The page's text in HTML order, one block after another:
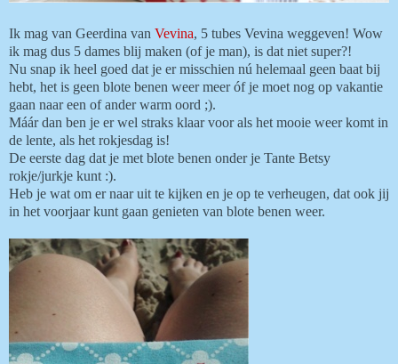
Ik mag van Geerdina van Vevina, 5 tubes Vevina weggeven! Wow
ik mag dus 5 dames blij maken (of je man), is dat niet super?!
Nu snap ik heel goed dat je er misschien nú helemaal geen baat bij
hebt, het is geen blote benen weer meer óf je moet nog op vakantie
gaan naar een of ander warm oord ;).
Máár dan ben je er wel straks klaar voor als het mooie weer komt in
de lente, als het rokjesdag is!
De eerste dag dat je met blote benen onder je Tante Betsy
rokje/jurkje kunt :).
Heb je wat om er naar uit te kijken en je op te verheugen, dat ook jij
in het voorjaar kunt gaan genieten van blote benen weer.